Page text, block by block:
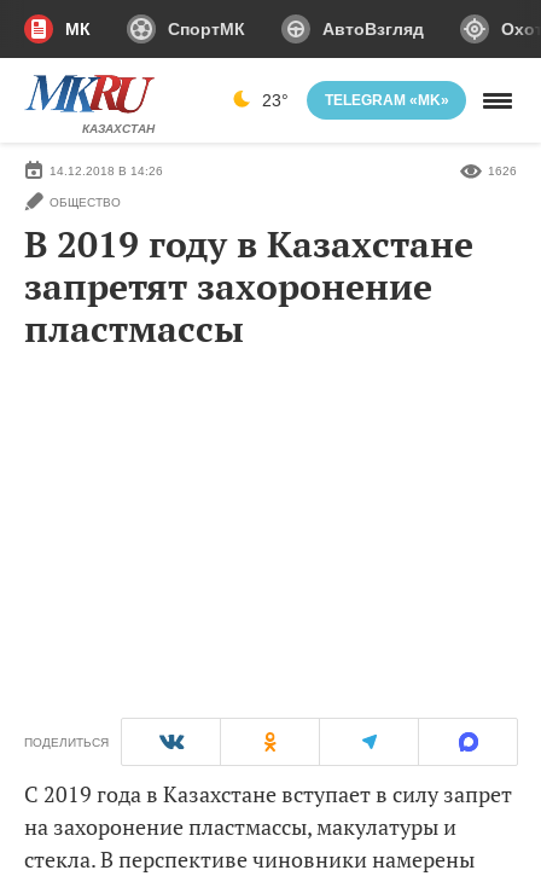
МК СпортМК АвтоВзгляд
КАЗАХСТАН
23° TELEGRAM «MK»
14.12.2018 В 14:26
ОБЩЕСТВО
1626
В 2019 году в Казахстане
запретят захоронение
пластмассы
ПОДЕЛИТЬСЯ
С 2019 года в Казахстане вступает в силу запрет
на захоронение пластмассы, макулатуры и
стекла. В перспективе чиновники намерены